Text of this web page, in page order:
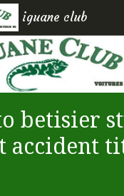
iguane club
betisier